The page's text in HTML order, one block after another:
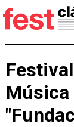
Música